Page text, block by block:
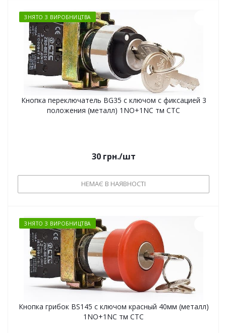
ЗНЯТО З ВИРОБНИЦТВА
Кнопка переключатель BG35 с ключом с фиксацией 3
положения (металл) 1NO+1NC тм СТС
30грн./шт
НЕМАЄ В НАЯВНОСТІ
ЗНЯТО З ВИРОБНИЦТВА
Кнопка грибок BS145 с ключом красный 40мм (металл)
1NO+1NC тм СТС